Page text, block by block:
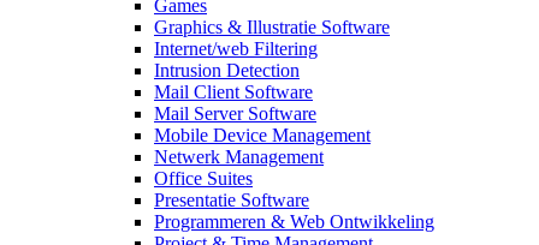
Games
Graphics & Illustratie Software
Internet/web Filtering
Intrusion Detection
Mail Client Software
Mail Server Software
Mobile Device Management
Netwerk Management
Office Suites
Presentatie Software
Programmeren & Web Ontwikkeling